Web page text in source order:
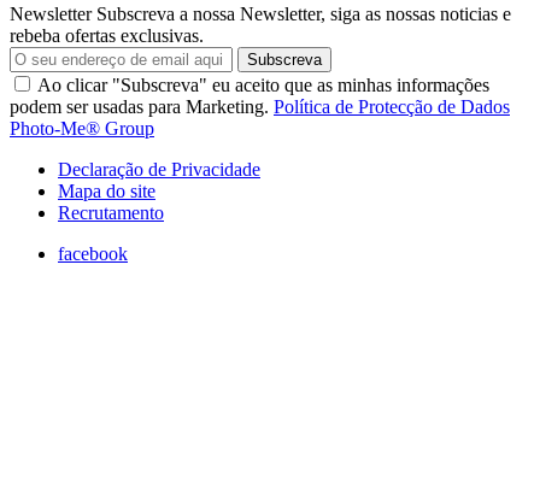
Newsletter Subscreva a nossa Newsletter, siga as nossas noticias e
rebeba ofertas exclusivas.
Subscreva
Ao clicar "Subscreva" eu aceito que as minhas informações
podem ser usadas para Marketing. Política de Protecção de Dados
Photo-Me® Group
Declaração de Privacidade
Mapa do site
Recrutamento
facebook